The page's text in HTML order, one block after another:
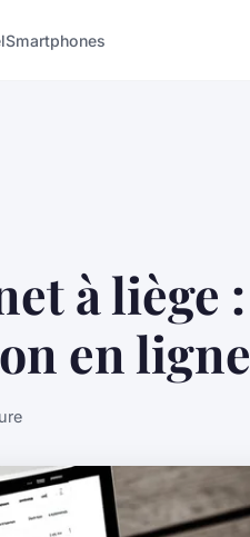
Smartphones
à liège :
en ligne